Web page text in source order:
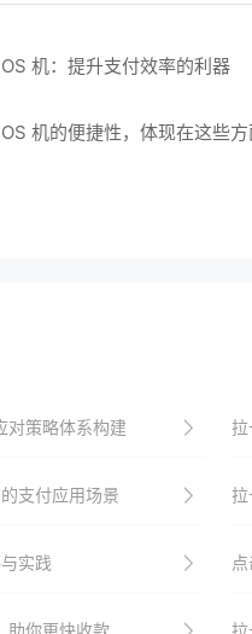
机：提升支付效率的利器
机的便捷性，体现在这些
对策略体系构建 拉
支付应用场景 拉
实践